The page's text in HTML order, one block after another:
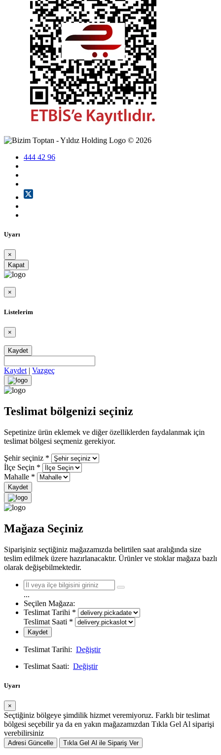
© 2026
444 42 96
Uyarı
×
Kapat
×
Listelerim
×
Kaydet
Kaydet | Vazgeç
Teslimat bölgenizi seçiniz
Sepetinize ürün eklemek ve diğer özelliklerden faydalanmak için
teslimat bölgesi seçmeniz gerekiyor.
Şehir seçiniz *
İlçe Seçin *
Mahalle *
Kaydet
Mağaza Seçiniz
Siparişiniz seçtiğiniz mağazamızda belirtilen saat aralığında size
teslim edilmek üzere hazırlanacaktır. Ürünler ve stoklar mağaza bazlı
olarak değişebilmektedir.
...
Seçilen Mağaza:
Teslimat Tarihi *
Teslimat Saati *
Kaydet
Teslimat Tarihi: Değiştir
Teslimat Saati: Değiştir
Uyarı
×
Seçtiğiniz bölgeye şimdilik hizmet veremiyoruz. Farklı bir teslimat
bölgesi seçebilir ya da en yakın mağazamızdan Tıkla Gel Al siparişi
verebilirsiniz
Adresi Güncelle Tıkla Gel Al ile Sipariş Ver